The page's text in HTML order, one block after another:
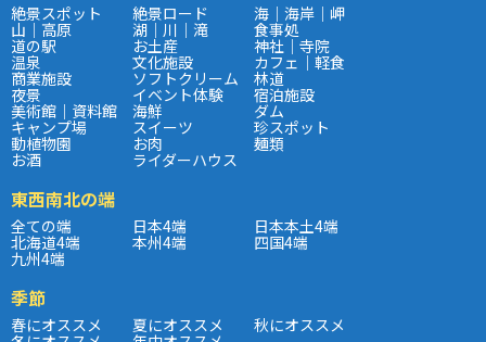
絶景スポット 絶景ロード 海｜海岸｜岬
山｜高原 湖｜川｜滝 食事処
道の駅 お土産 神社｜寺院
温泉 文化施設 カフェ｜軽食
商業施設 ソフトクリーム 林道
夜景 イベント体験 宿泊施設
美術館｜資料館 海鮮 ダム
キャンプ場 スイーツ 珍スポット
動植物園 お肉 麺類
お酒 ライダーハウス
東西南北の端
全ての端 日本4端 日本本土4端
北海道4端 本州4端 四国4端
九州4端
季節
春にオススメ 夏にオススメ 秋にオススメ